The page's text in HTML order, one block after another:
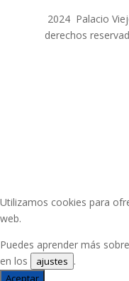
2024 Palacio
derechos
Utilizamos cookies para
web.
Puedes aprender más
en los
ajustes .
Aceptar